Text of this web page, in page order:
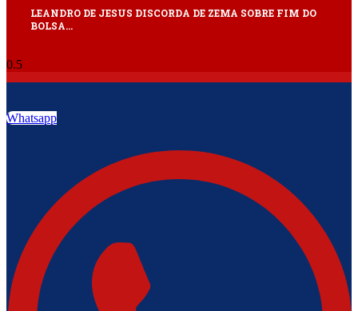
LEANDRO DE JESUS DISCORDA DE ZEMA SOBRE FIM DO
BOLSA…
Whatsapp